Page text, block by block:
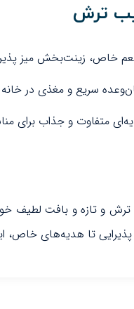
ترش
خاص، زینت‌بخش میز
سریع و مغذی در
متفاوت و جذاب برای
کیلوگرمی، با طعم ترش و
تا هدیه‌های